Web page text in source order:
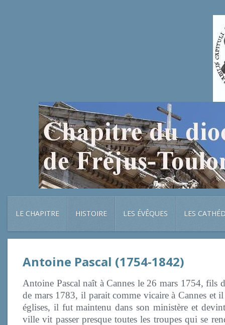
LE CHAPITRE HISTOIRE LES ÉVÊQUES LES
Antoine Pascal (1754-1842)
Antoine Pascal naît à Cannes le 26 mars 1754, fils
de mars 1783, il parait comme vicaire à Cannes et
églises, il fut maintenu dans son ministère et
ville vit passer presque toutes les troupes qui se